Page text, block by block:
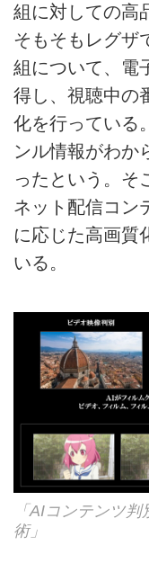
組に対しての高
そもそもレグザ
組について、電
得し、視聴中の
化を行っている
ンル情報がわか
ったという。そ
ネット配信コン
に応じた高画質
いる。
「AIコンテンツ
術」